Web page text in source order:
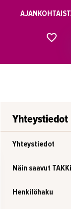
Yhteystiedot
Yhteystiedot
Näin saavut
Henkilöhaku